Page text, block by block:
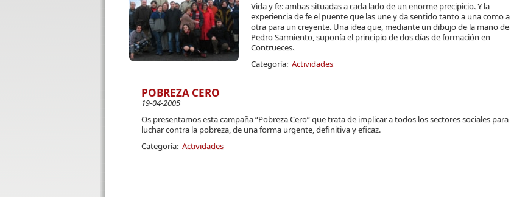
Vida y fe: ambas situadas a cada lado de un enorme precipicio. Y la
experiencia de fe el puente que las une y da sentido tanto a una como a
otra para un creyente. Una idea que, mediante un dibujo de la mano de
Pedro Sarmiento, suponía el principio de dos días de formación en
Contrueces.
Categoría: Actividades
POBREZA CERO
19-04-2005
Os presentamos esta campaña “Pobreza Cero” que trata de implicar a todos los sectores sociales para
luchar contra la pobreza, de una forma urgente, definitiva y eficaz.
Categoría: Actividades